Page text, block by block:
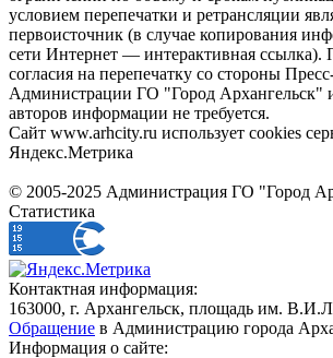
условием перепечатки и ретрансляции
первоисточник (в случае копирования
сети Интернет — интерактивная ссылка).
согласия на перепечатку со стороны
Администрации ГО "Город Архангельск"
авторов информации не требуется.
Сайт www.arhcity.ru использует cookies
Яндекс.Метрика
© 2005-2025 Администрация ГО "Город
Статистика
Контактная информация:
163000, г. Архангельск, площадь им.
Обращение в Администрацию города
Информация о сайте: